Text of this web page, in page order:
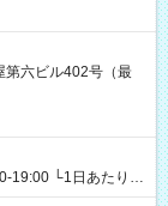
第六ビル402号（最
19:00 └1日あたりの
ば、いつでも勤務可